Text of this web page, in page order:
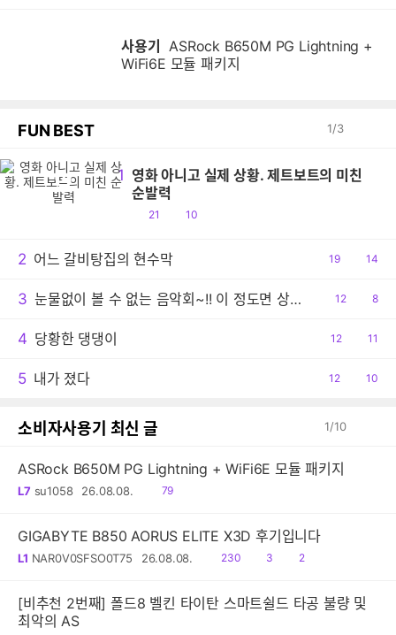
사용기
ASRock B650M PG Lightning +
WiFi6E 모듈 패키지
FUN BEST 1/3
1 영화 아니고 실제 상황. 제트보트의 미친
순발력
공
21
댓
10
영
2 어느 갈비탕집의 현수막
공
19
댓
14
3 눈물없이 볼 수 없는 음악회~!! 이 정도면 상줘야..ㅠ
공
12
댓
8
4 당황한 댕댕이
공
12
댓
11
5 내가 졌다
공
12
댓
10
소비자사용기 최신 글 1/10
ASRock B650M PG Lightning + WiFi6E 모듈 패키지
L7 su1058 26.08.08.
읽
79
GIGABYTE B850 AORUS ELITE X3D 후기입니다
L1 NAR0V0SFSO0T75 26.08.08.
읽
230
공
3
댓
2
[비추천 2번째] 폴드8 벨킨 타이탄 스마트쉴드 타공 불량 및
최악의 AS